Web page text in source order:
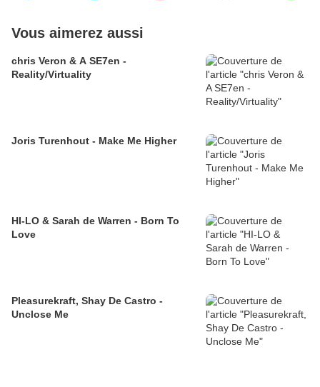
Vous aimerez aussi
chris Veron & A SE7en -
Reality/Virtuality
Joris Turenhout - Make Me Higher
HI-LO & Sarah de Warren - Born To
Love
Pleasurekraft, Shay De Castro -
Unclose Me